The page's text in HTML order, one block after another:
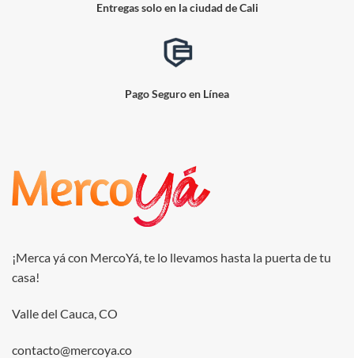
Entregas solo en la ciudad de Cali
Pago Seguro en Línea
¡Merca yá con MercoYá, te lo llevamos hasta la puerta de tu
casa!
Valle del Cauca, CO
contacto@mercoya.co